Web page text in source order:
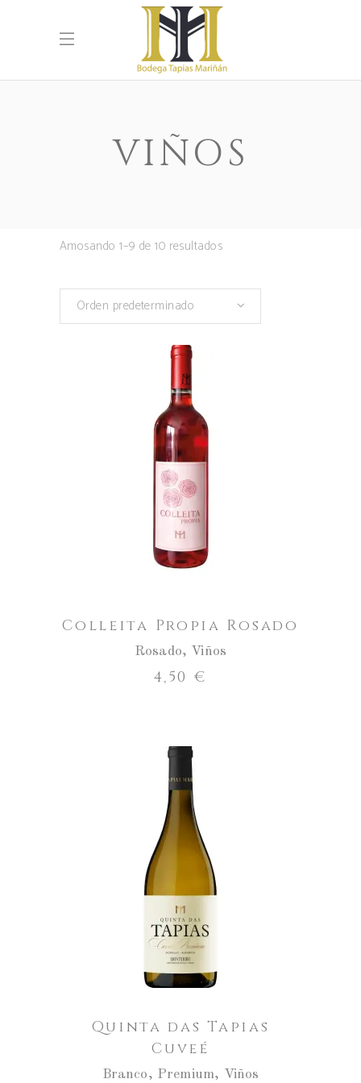
VIÑOS
Amosando 1–9 de 10 resultados
Orden predeterminado
Aumentar
a
cantidade
de
Colleita
Propia
Rosado
ENGADIR AO CARRO
Colleita Propia Rosado
Rosado, Viños
4,50 €
Aumentar
a
cantidade
Quinta
das
Tapias
Cuveé
ENGADIR AO CARRO
Quinta das Tapias
Cuveé
Branco, Premium, Viños